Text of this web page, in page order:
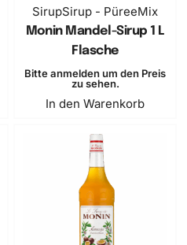
SirupSirup - PüreeMix
Monin Mandel-Sirup 1 L
Flasche
Bitte anmelden um den Preis
zu sehen.
In den Warenkorb